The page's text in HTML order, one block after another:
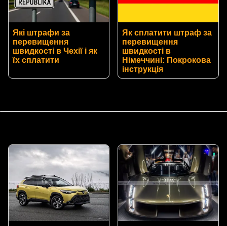
Які штрафи за
перевищення
швидкості в Чехії і як
їх сплатити
Як сплатити штраф за
перевищення
швидкості в
Німеччині: Покрокова
інструкція